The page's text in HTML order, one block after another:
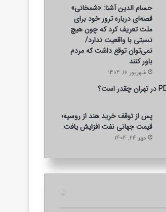
حسام الدین آشنا: «شمخانی»
قصه‌ای درباره ترور خود برای
ملت تعریف کرد که چون هیچ
نسبتی با واقعیت ندارد/
نمی‌توان توقع داشت که مردم
باور کنند
شهریور 16, 1404
پس از توقف خرید هند از روسیه؛
قیمت جهانی نفت افزایش یافت
مهر 24, 1404